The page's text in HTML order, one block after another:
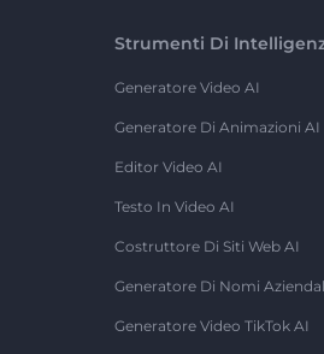
Strumenti Di
Generatore Video AI
Generatore Di Animazioni AI
Editor Video AI
Testo In Video AI
Costruttore Di Siti Web AI
Generatore Di Nomi
Generatore Video TikTok AI